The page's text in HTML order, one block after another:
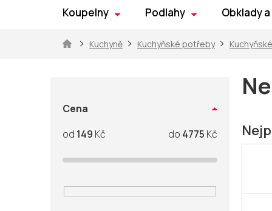
Koupelny Podlahy Obklady
DomůKuchyně Kuchyňské potřeby
Cena
149 Kč 4775 Kč